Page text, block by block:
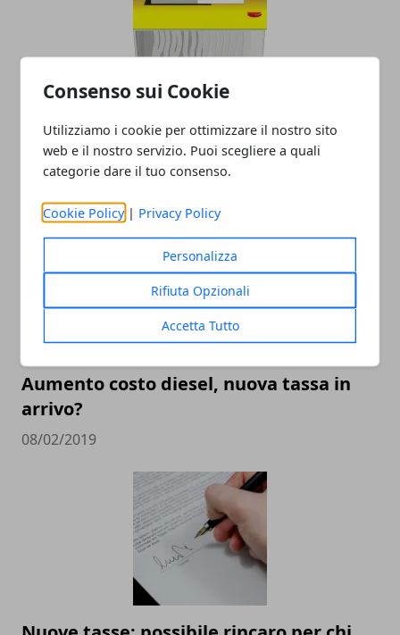
Consenso sui Cookie
Utilizziamo i cookie per ottimizzare il nostro sito
web e il nostro servizio. Puoi scegliere a quali
categorie dare il tuo consenso.
Cookie Policy | Privacy Policy
Personalizza
Rifiuta Opzionali
Accetta Tutto
Rottamazione debiti con gli enti locali
per tassa sulla casa e multe stradali
Aumento costo diesel, nuova tassa in
arrivo?
08/02/2019